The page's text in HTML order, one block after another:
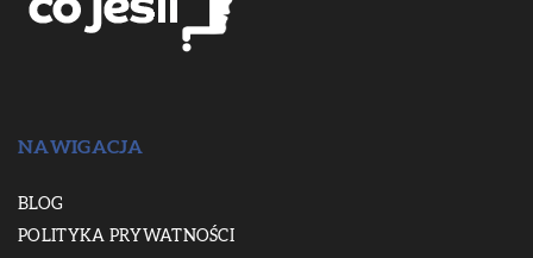
NAWIGACJA
BLOG
POLITYKA PRYWATNOŚCI